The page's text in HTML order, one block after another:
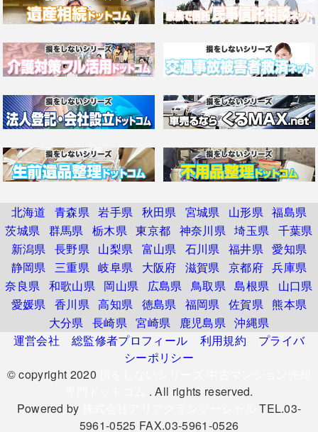
北海道 青森県 岩手県 秋田県 宮城県 山形県 福島県
茨城県 群馬県 栃木県 東京都 神奈川県 埼玉県 千葉県
新潟県 長野県 山梨県 富山県 石川県 福井県 愛知県
静岡県 三重県 岐阜県 大阪府 滋賀県 京都府 兵庫県
奈良県 和歌山県 岡山県 広島県 鳥取県 島根県
山口県
愛媛県 香川県 高知県 徳島県 福岡県 佐賀県 熊本県
大分県 長崎県 宮崎県 鹿児島県 沖縄県
運営会社
総監修者プロフィール 利用規約
プライバ
シーポリシー
© copyright 2020
. All rights reserved.
Powered by
TEL.03-
5961-0525 FAX.03-5961-0526